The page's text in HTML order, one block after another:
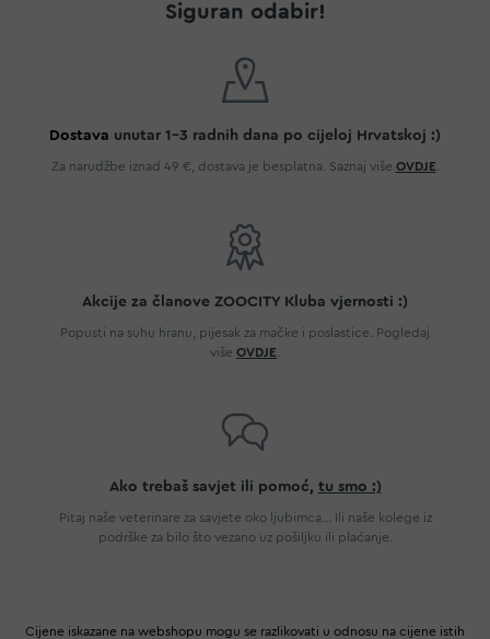
Siguran odabir!
Dostava unutar 1-3 radnih dana po cijeloj Hrvatskoj :)
Za narudžbe iznad 49 €, dostava je besplatna. Saznaj više OVDJE
Akcije za članove ZOOCITY Kluba vjernosti :)
Popusti na suhu hranu, pijesak za mačke i poslastice. Pogledaj
više OVDJE
Ako trebaš savjet ili pomoć, tu smo :)
Pitaj naše veterinare za savjete oko ljubimca... Ili naše kolege iz
podrške za bilo što vezano uz pošiljku ili plaćanje.
Cijene iskazane na webshopu mogu se razlikovati u odnosu na cijene istih